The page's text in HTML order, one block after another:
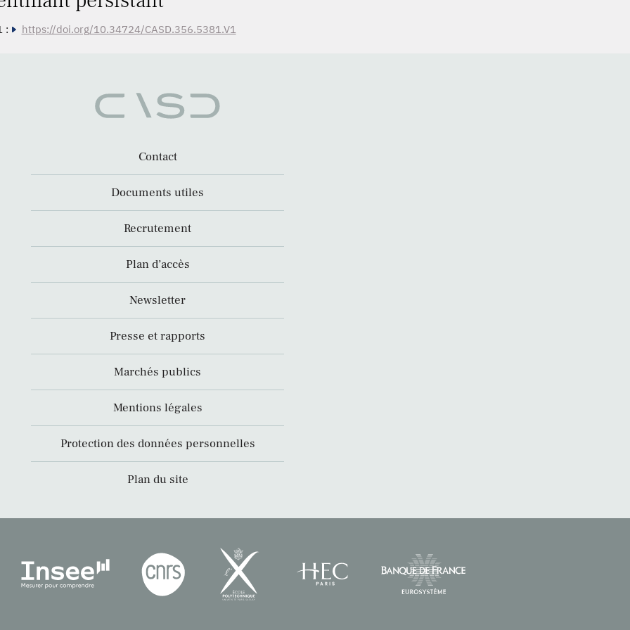
: https://doi.org/10.34724/CASD.356.5381.V1
Contact
Documents utiles
Recrutement
Plan d’accès
Newsletter
Presse et rapports
Marchés publics
Mentions légales
Protection des données personnelles
Plan du site